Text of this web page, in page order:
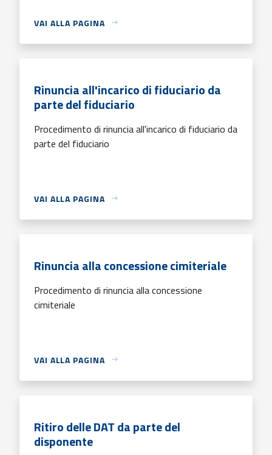
VAI ALLA PAGINA
Rinuncia all'incarico di fiduciario da
parte del fiduciario
Procedimento di rinuncia all'incarico di fiduciario da
parte del fiduciario
VAI ALLA PAGINA
Rinuncia alla concessione cimiteriale
Procedimento di rinuncia alla concessione
cimiteriale
VAI ALLA PAGINA
Ritiro delle DAT da parte del
disponente